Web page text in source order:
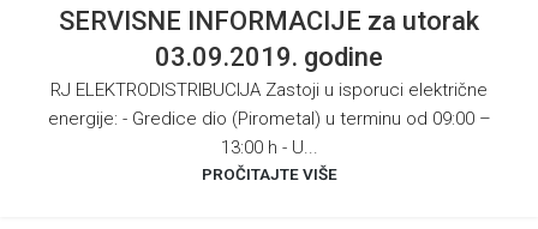
SERVISNE INFORMACIJE za utorak
03.09.2019. godine
RJ ELEKTRODISTRIBUCIJA Zastoji u isporuci električne
energije: - Gredice dio (Pirometal) u terminu od 09:00 –
13:00 h - U...
PROČITAJTE VIŠE